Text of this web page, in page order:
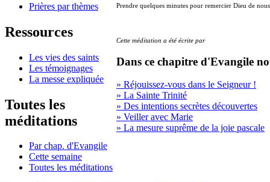
Prières par thèmes
Ressources
Les vies des saints
Les témoignages
La messe expliquée
Toutes les
méditations
Par chap. d'Evangile
Cette semaine
Toutes les méditations
Prendre quelques minutes pour remercier Dieu de
Cette méditation a été écrite par
Dans ce chapitre d'Evangile
» Réjouissez-vous dans le Seigneur !
» La Sainte Trinité
» Des intentions secrètes découvertes
» Veiller avec Marie
» La mesure suprême de la joie pascale